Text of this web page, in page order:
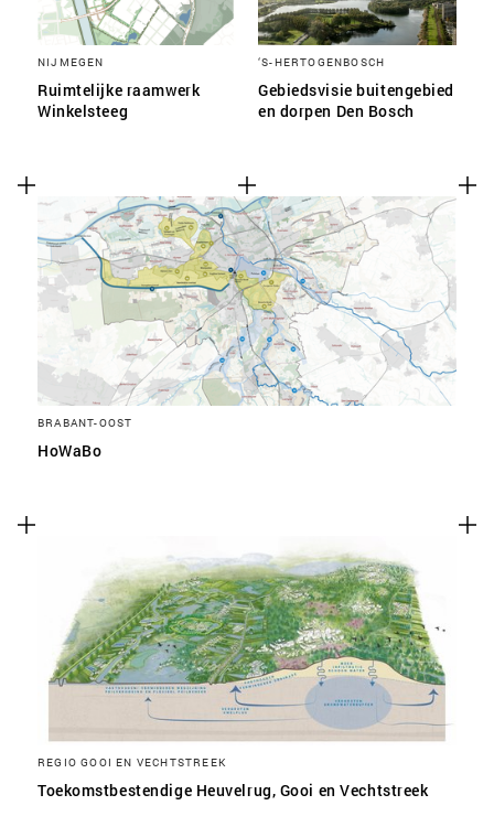
NIJMEGEN
Ruimtelijke raamwerk
Winkelsteeg
‘S-HERTOGENBOSCH
Gebiedsvisie buitengebied
en dorpen Den Bosch
BRABANT-OOST
HoWaBo
REGIO GOOI EN VECHTSTREEK
Toekomstbestendige Heuvelrug, Gooi en Vechtstreek